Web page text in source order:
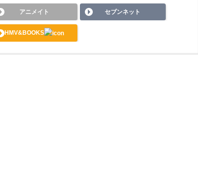
アニメイト セブンネット
HMV&BOOKS